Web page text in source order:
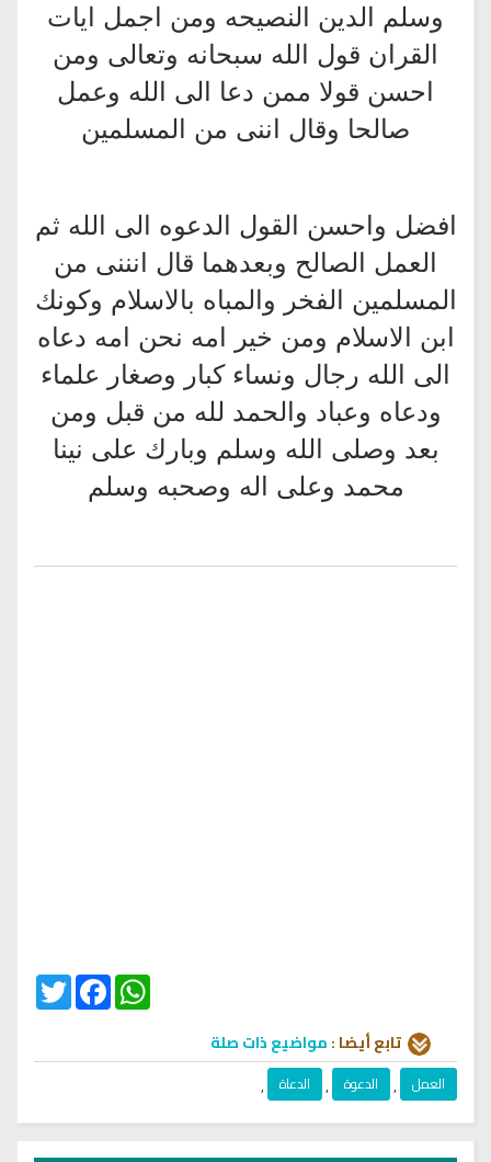
وسلم الدين النصيحه ومن اجمل ايات
القران قول الله سبحانه وتعالى ومن
احسن قولا ممن دعا الى الله وعمل
صالحا وقال اننى من المسلمين
افضل واحسن القول الدعوه الى الله ثم
العمل الصالح وبعدهما قال انننى من
المسلمين الفخر والمباه بالاسلام وكونك
ابن الاسلام ومن خير امه نحن امه دعاه
الى الله رجال ونساء كبار وصغار علماء
ودعاه وعباد والحمد لله من قبل ومن
بعد وصلى الله وسلم وبارك على نينا
محمد وعلى اله وصحبه وسلم
Twitter
FacebookWhatsApp
تابع أيضا :مواضيع ذات صلة
العمل , الدعوة , الدعاة ,